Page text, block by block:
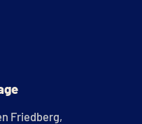
Friedberg,